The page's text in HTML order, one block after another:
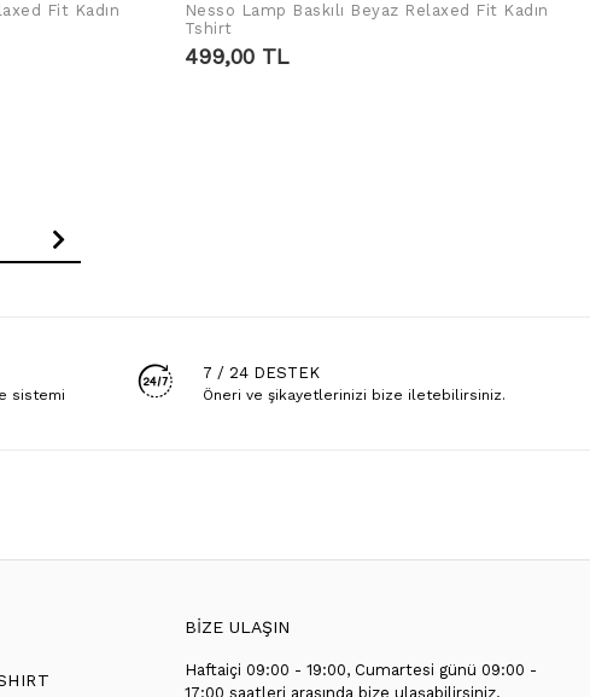
Fit Kadın
SEPETE EKLE
Nesso Lamp Baskılı Beyaz Relaxed Fit Kadın
Tshirt
499,00 TL
sistemi
7 / 24 DESTEK
Öneri ve şikayetlerinizi bize iletebilirsiniz.
BİZE ULAŞIN
Haftaiçi 09:00 - 19:00, Cumartesi günü 09:00 -
17:00 saatleri arasında bize ulaşabilirsiniz.